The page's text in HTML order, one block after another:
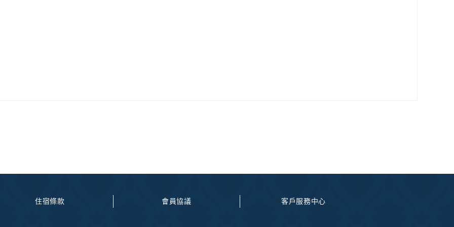
住宿條款 會員協議 客戶服務中心